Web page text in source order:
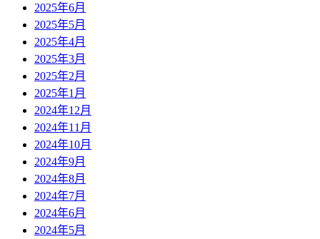
2025年6月
2025年5月
2025年4月
2025年3月
2025年2月
2025年1月
2024年12月
2024年11月
2024年10月
2024年9月
2024年8月
2024年7月
2024年6月
2024年5月